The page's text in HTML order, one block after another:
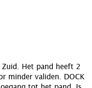
Het pand heeft 2
minder validen. DOCK